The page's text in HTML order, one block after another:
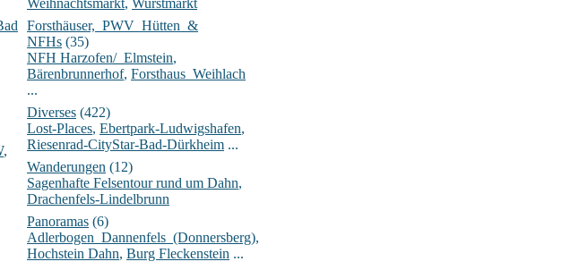
,
Forsthäuser,_PWV_Hütten_&
NFHs (35)
NFH Harzofen/_Elmstein,
Bärenbrunnerhof, Forsthaus_Weihlach
...
Diverses (422)
Lost-Places, Ebertpark-Ludwigshafen,
Riesenrad-CityStar-Bad-Dürkheim ...
Wanderungen (12)
Sagenhafte Felsentour rund um Dahn,
Drachenfels-Lindelbrunn
Panoramas (6)
Adlerbogen_Dannenfels_(Donnersberg),
Hochstein Dahn, Burg Fleckenstein ...